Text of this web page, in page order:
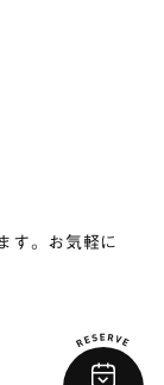
す。お気軽に